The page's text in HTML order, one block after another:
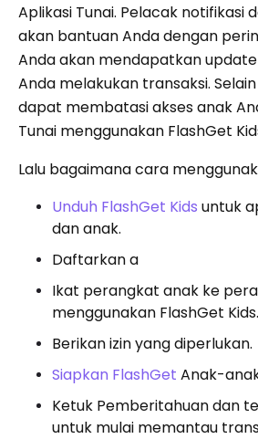
Aplikasi Tunai. Pelacak notifikasi
akan bantuan Anda dengan
Anda akan mendapatkan
Anda melakukan transaksi.
dapat membatasi akses anak
Tunai menggunakan FlashGet
Lalu bagaimana cara
Unduh FlashGet Kids untuk
dan anak.
Daftarkan a
Ikat perangkat anak ke
menggunakan FlashGet Kids.
Berikan izin yang diperlukan.
Siapkan FlashGet Anak-
Ketuk Pemberitahuan dan
untuk mulai memantau